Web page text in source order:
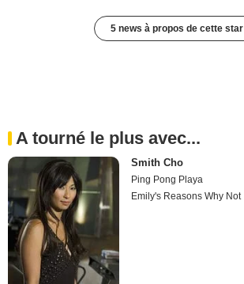
5 news à propos de cette star
A tourné le plus avec...
Smith Cho
Ping Pong Playa
Emily's Reasons Why Not